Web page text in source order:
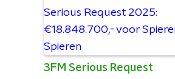
3FM Serious Request